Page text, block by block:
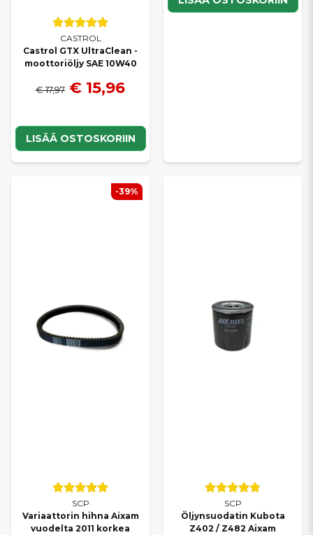
CASTROL
Castrol GTX UltraClean -
moottoriöljy SAE 10W40
€ 17,97 € 15,96
LISÄÄ OSTOSKORIIN
SCP
Variaattorin hihna Aixam
vuodelta 2011 korkea
-39%
SCP
Öljynsuodatin Kubota
Z402 / Z482 Aixam